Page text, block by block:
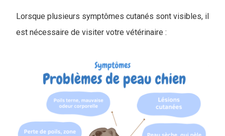
Lorsque plusieurs symptômes cutanés sont visibles, il
est nécessaire de visiter votre vétérinaire :